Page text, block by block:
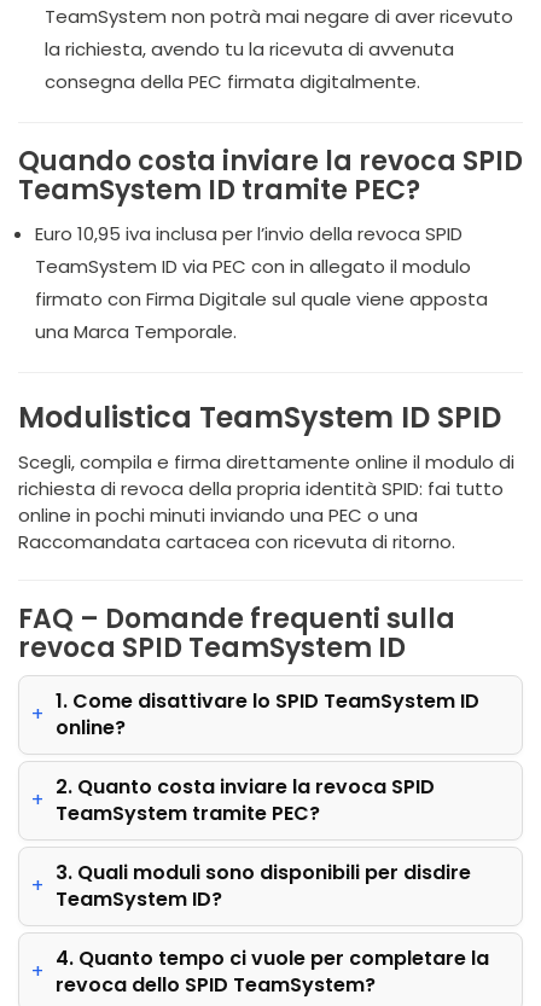
TeamSystem non potrà mai negare di aver ricevuto
la richiesta, avendo tu la ricevuta di avvenuta
consegna della PEC firmata digitalmente.
Quando costa inviare la revoca SPID
TeamSystem ID tramite PEC?
Euro 10,95 iva inclusa per l’invio della revoca SPID
TeamSystem ID via PEC con in allegato il modulo
firmato con Firma Digitale sul quale viene apposta
una Marca Temporale.
Modulistica TeamSystem ID SPID
Scegli, compila e firma direttamente online il modulo di
richiesta di revoca della propria identità SPID: fai tutto
online in pochi minuti inviando una PEC o una
Raccomandata cartacea con ricevuta di ritorno.
FAQ – Domande frequenti sulla
revoca SPID TeamSystem ID
1. Come disattivare lo SPID TeamSystem ID
online?
2. Quanto costa inviare la revoca SPID
TeamSystem tramite PEC?
3. Quali moduli sono disponibili per disdire
TeamSystem ID?
4. Quanto tempo ci vuole per completare la
revoca dello SPID TeamSystem?